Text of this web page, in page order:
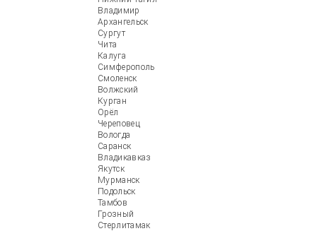
Владимир
Архангельск
Сургут
Чита
Калуга
Симферополь
Смоленск
Волжский
Курган
Орёл
Череповец
Вологда
Саранск
Владикавказ
Якутск
Мурманск
Подольск
Тамбов
Грозный
Стерлитамак